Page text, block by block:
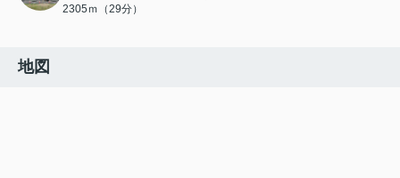
2305ｍ（29分）
地図